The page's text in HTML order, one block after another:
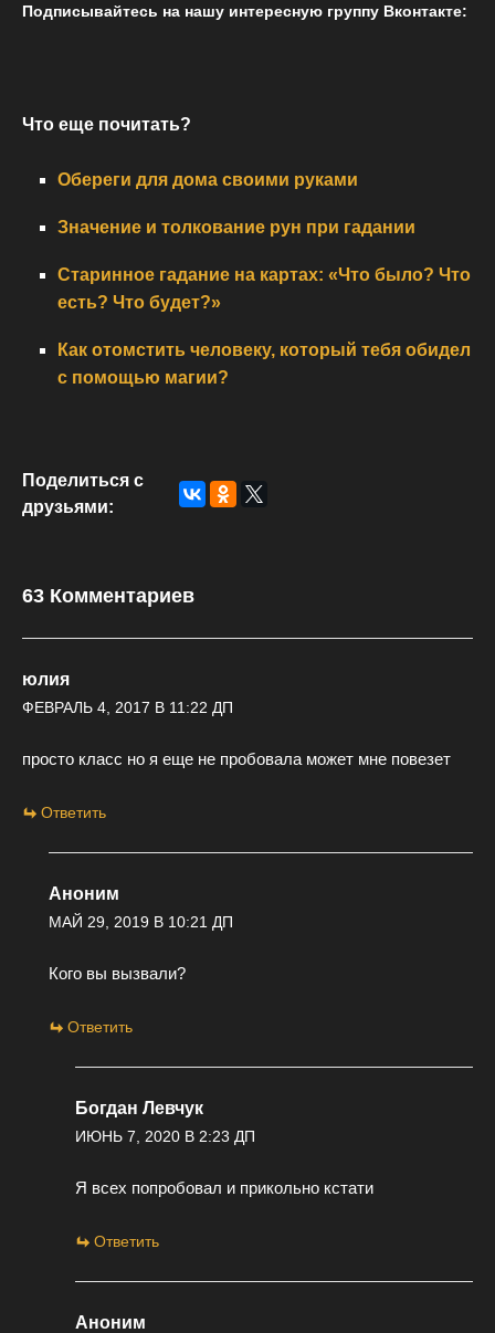
Подписывайтесь на нашу интересную группу Вконтакте:
Что еще почитать?
Обереги для дома своими руками
Значение и толкование рун при гадании
Старинное гадание на картах: «Что было? Что
есть? Что будет?»
Как отомстить человеку, который тебя обидел
с помощью магии?
Поделиться с
друзьями:
63 Комментариев
юлия
ФЕВРАЛЬ 4, 2017 В 11:22 ДП
просто класс но я еще не пробовала может мне повезет
Ответить
Аноним
МАЙ 29, 2019 В 10:21 ДП
Кого вы вызвали?
Ответить
Богдан Левчук
ИЮНЬ 7, 2020 В 2:23 ДП
Я всех попробовал и прикольно кстати
Ответить
Аноним